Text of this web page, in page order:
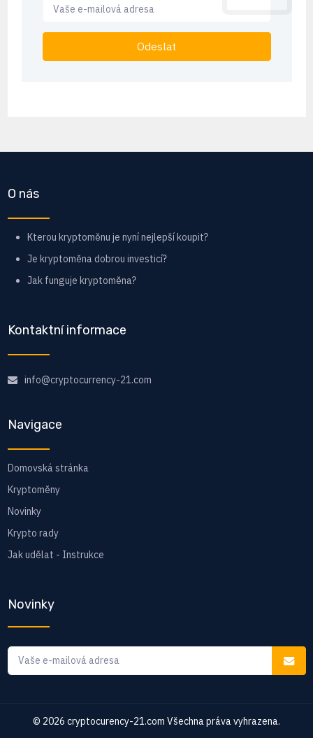
Odeslat
O nás
Kterou kryptoměnu je nyní nejlepší koupit?
Je kryptoměna dobrou investicí?
Jak funguje kryptoměna?
Kontaktní informace
info@cryptocurrency-21.com
Navigace
Domovská stránka
Kryptoměny
Novinky
Krypto rady
Jak udělat - Instrukce
Novinky
© 2026 cryptocurency-21.com Všechna práva vyhrazena.